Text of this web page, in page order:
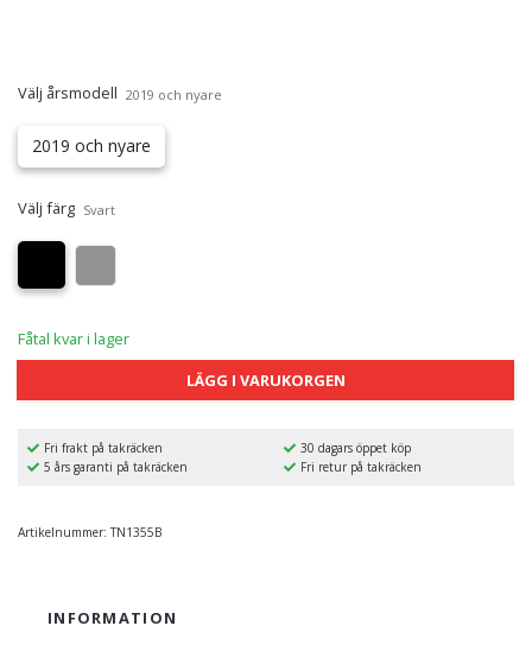
Välj årsmodell 2019 och nyare
2019 och nyare
Välj färg Svart
Fåtal kvar i lager
LÄGG I VARUKORGEN
Fri frakt på takräcken
30 dagars öppet köp
5 års garanti på takräcken
Fri retur på takräcken
Artikelnummer: TN1355B
INFORMATION